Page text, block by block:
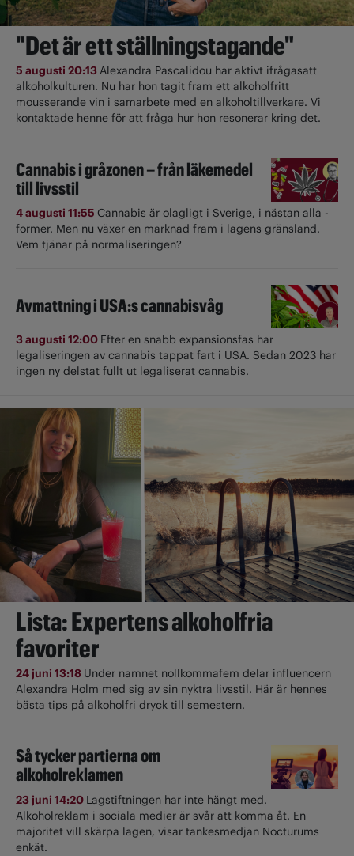
"Det är ett ställningstagande"
5 augusti 20:13Alexandra Pascalidou har aktivt ifrågasatt
alkoholkulturen. Nu har hon tagit fram ett alkoholfritt
mousserande vin i samarbete med en alkoholtillverkare. Vi
kontaktade henne för att fråga hur hon resonerar kring det.
Cannabis i gråzonen – från läkemedel
till livsstil
4 augusti 11:55 Cannabis är olagligt i ­Sverige, i nästan alla ­
former. Men nu växer en marknad fram i lagens gränsland.
Vem tjänar på normaliseringen?
Avmattning i USA:s cannabisvåg
3 augusti 12:00 Efter en snabb expansionsfas har
legaliseringen av cannabis tappat fart i USA. Sedan 2023 har
ingen ny delstat fullt ut ­legaliserat cannabis.
Lista: Expertens alkoholfria
favoriter
24 juni 13:18 Under namnet nollkommafem delar influencern
Alexandra Holm med sig av sin nyktra livsstil. Här är hennes
bästa tips på alkoholfri dryck till semestern.
Så tycker partierna om
alkoholreklamen
23 juni 14:20 Lagstiftningen har inte hängt med.
Alkoholreklam i sociala medier är svår att komma åt. En
majoritet vill skärpa lagen, visar tankesmedjan Nocturums
enkät.